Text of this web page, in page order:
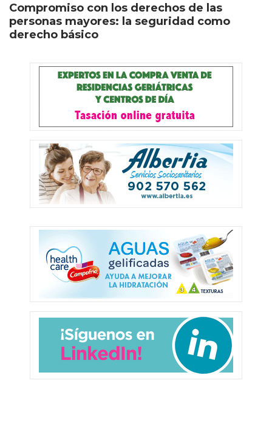
Compromiso con los derechos de las
personas mayores: la seguridad como
derecho básico